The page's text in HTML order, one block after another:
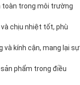
toàn trong môi trường
chịu nhiệt tốt, phù
kính cận, mang lại sự
phẩm trong điều